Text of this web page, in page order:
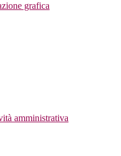
grafica
amministrativa